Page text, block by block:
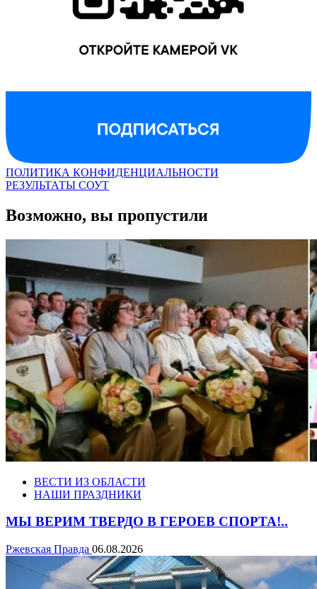
ПОЛИТИКА КОНФИДЕНЦИАЛЬНОСТИ
РЕЗУЛЬТАТЫ СОУТ
Возможно, вы пропустили
ВЕСТИ ИЗ ОБЛАСТИ
НАШИ ПРАЗДНИКИ
МЫ ВЕРИМ ТВЕРДО В ГЕРОЕВ СПОРТА!..
Ржевская Правда 06.08.2026